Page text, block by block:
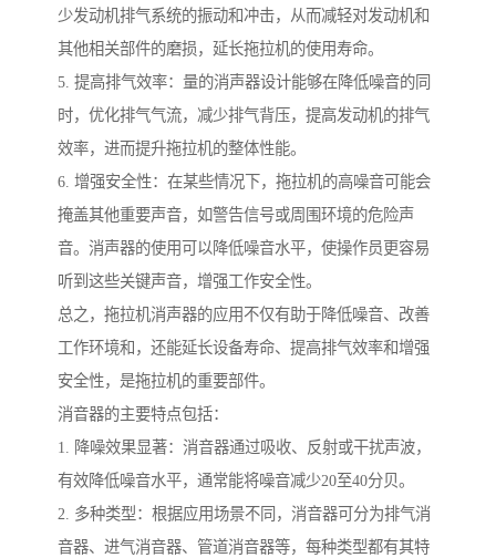
少发动机排气系统的振动和冲击，从而减轻对发动机和
其他相关部件的磨损，延长拖拉机的使用寿命。
5. 提高排气效率：量的消声器设计能够在降低噪音的同
时，优化排气气流，减少排气背压，提高发动机的排气
效率，进而提升拖拉机的整体性能。
6. 增强安全性：在某些情况下，拖拉机的高噪音可能会
掩盖其他重要声音，如警告信号或周围环境的危险声
音。消声器的使用可以降低噪音水平，使操作员更容易
听到这些关键声音，增强工作安全性。
总之，拖拉机消声器的应用不仅有助于降低噪音、改善
工作环境和，还能延长设备寿命、提高排气效率和增强
安全性，是拖拉机的重要部件。
消音器的主要特点包括：
1. 降噪效果显著：消音器通过吸收、反射或干扰声波，
有效降低噪音水平，通常能将噪音减少20至40分贝。
2. 多种类型：根据应用场景不同，消音器可分为排气消
音器、进气消音器、管道消音器等，每种类型都有其特